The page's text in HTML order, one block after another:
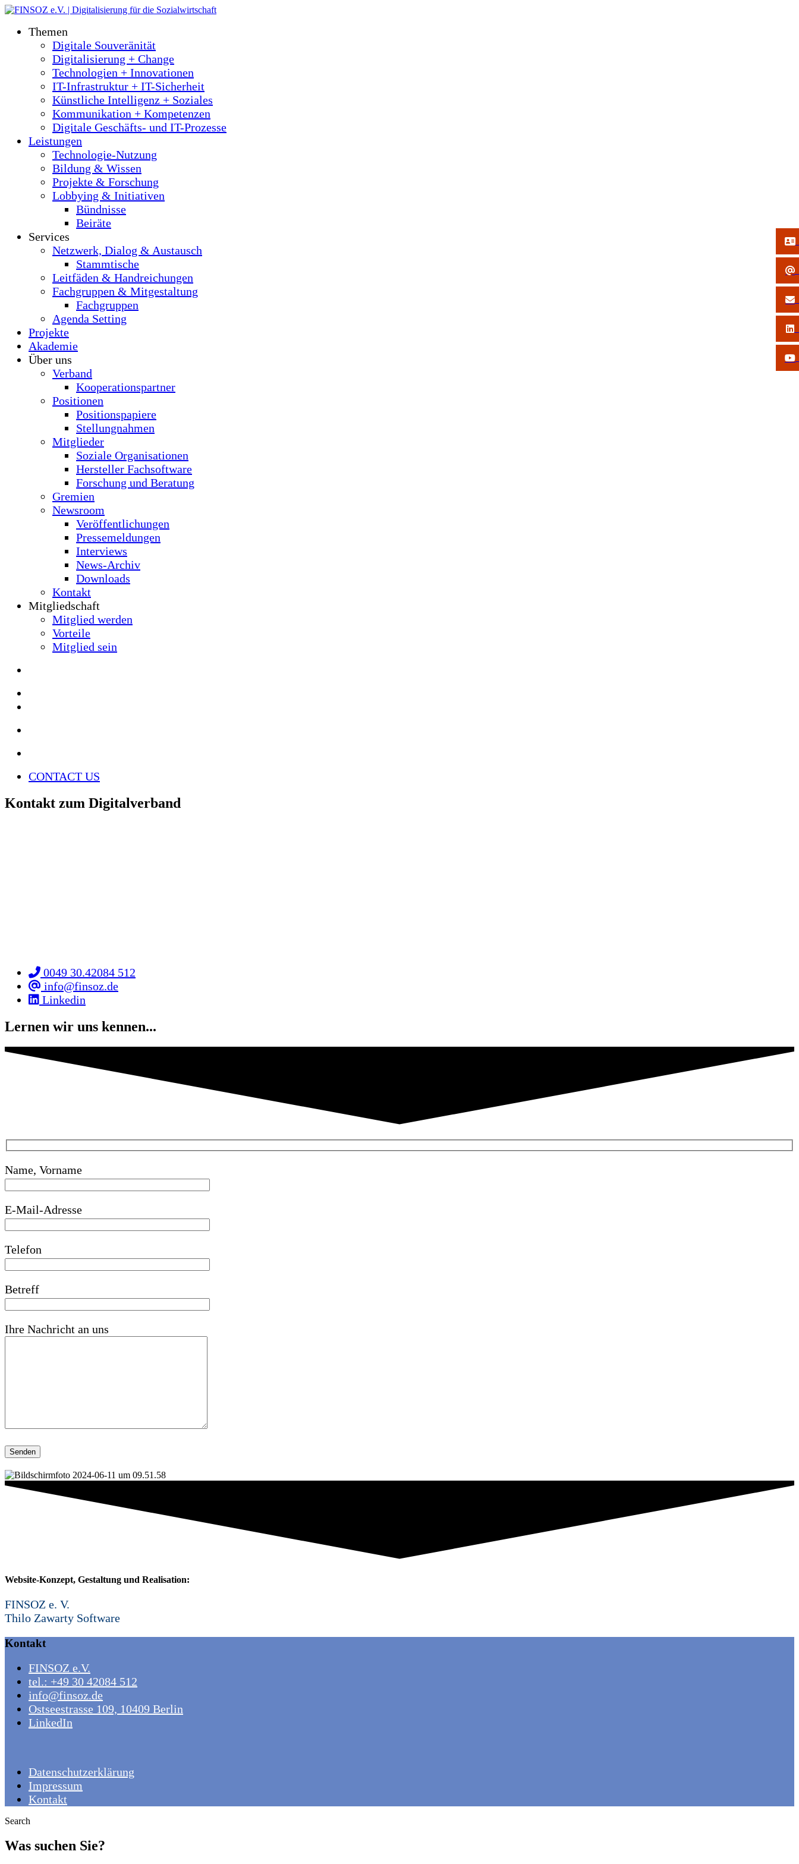
Themen
Digitale Souveränität
Digitalisierung + Change
Technologien + Innovationen
IT-Infrastruktur + IT-Sicherheit
Künstliche Intelligenz + Soziales
Kommunikation + Kompetenzen
Digitale Geschäfts- und IT-Prozesse
Leistungen
Technologie-Nutzung
Bildung & Wissen
Projekte & Forschung
Lobbying & Initiativen
Bündnisse
Beiräte
Services
Netzwerk, Dialog & Austausch
Stammtische
Leitfäden & Handreichungen
Fachgruppen & Mitgestaltung
Fachgruppen
Agenda Setting
Projekte
Akademie
Über uns
Verband
Kooperationspartner
Positionen
Positionspapiere
Stellungnahmen
Mitglieder
Soziale Organisationen
Hersteller Fachsoftware
Forschung und Beratung
Gremien
Newsroom
Veröffentlichungen
Pressemeldungen
Interviews
News-Archiv
Downloads
Kontakt
Mitgliedschaft
Mitglied werden
Vorteile
Mitglied sein
CONTACT US
Kontakt zum Digitalverband
0049 30.42084 512
info@finsoz.de
Linkedin
Lernen wir uns kennen...
Name, Vorname
E-Mail-Adresse
Telefon
Betreff
Ihre Nachricht an uns
Website-Konzept, Gestaltung und Realisation:
FINSOZ e. V.
Thilo Zawarty Software
Kontakt
FINSOZ e.V.
tel.: +49 30 42084 512
info@finsoz.de
Ostseestrasse 109, 10409 Berlin
LinkedIn
Datenschutzerklärung
Impressum
Kontakt
Search
Was suchen Sie?